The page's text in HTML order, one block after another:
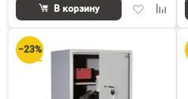
Добавить
В корзину
−23%